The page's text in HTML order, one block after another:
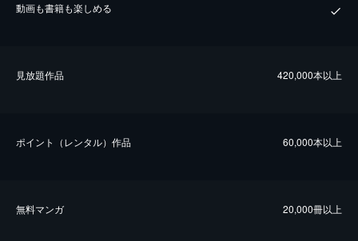
動画も書籍も楽しめる
⾒放題作品 420,000本以上
ポイント（レンタル）作品 60,000本以上
無料マンガ 20,000冊以上